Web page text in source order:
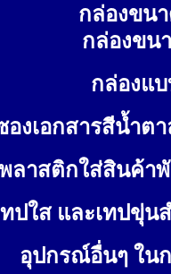
กล่องขน
กล่องขน
กล่องแ
องเอกสารสีน้ำต
ลาสติกใส่สินค้า
ทปใส และเทปขุ่น
อุปกรณ์อื่นๆ ใน